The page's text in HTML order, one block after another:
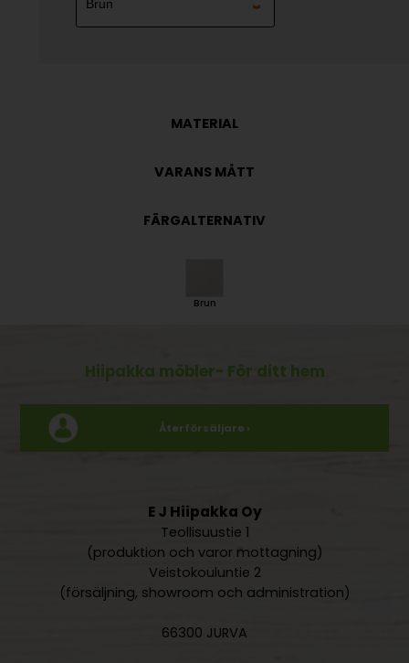
MATERIAL
VARANS MÅTT
FÄRGALTERNATIV
Brun
Hiipakka möbler- För ditt hem
Återförsäljare ›
E J Hiipakka Oy
Teollisuustie 1
(produktion och varor mottagning)
Veistokouluntie 2
(försäljning, showroom och administration)
66300 JURVA